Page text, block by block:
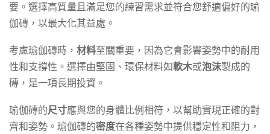
要。選擇高質量且滿足您的練習需求並符合您舒適偏好的瑜
伽磚，以最大化其益處。
考慮瑜伽磚時， 材料至關重要，因為它會影響姿勢中的耐用
性和支撐性。選擇由堅固、環保材料如軟木或泡沫製成的
磚，是一項長期投資。
瑜伽磚的尺寸應與您的身體比例相符，以幫助實現正確的對
齊和姿勢。瑜伽磚的密度在各種姿勢中提供穩定性和阻力，